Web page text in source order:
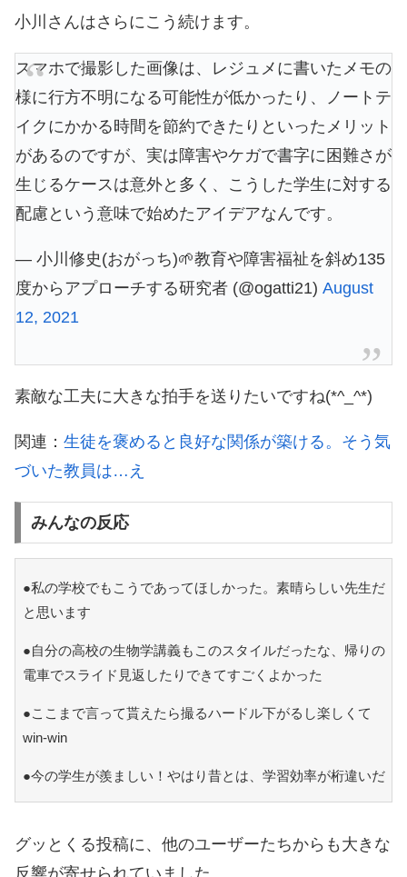
小川さんはさらにこう続けます。
スマホで撮影した画像は、レジュメに書いたメモの
様に行方不明になる可能性が低かったり、ノートテ
イクにかかる時間を節約できたりといったメリット
があるのですが、実は障害やケガで書字に困難さが
生じるケースは意外と多く、こうした学生に対する
配慮という意味で始めたアイデアなんです。
— 小川修史(おがっち)🌱教育や障害福祉を斜め135
度からアプローチする研究者 (@ogatti21) August
12, 2021
素敵な工夫に大きな拍手を送りたいですね(*^_^*)
関連： 生徒を褒めると良好な関係が築ける。そう気
づいた教員は…え
みんなの反応
●私の学校でもこうであってほしかった。素晴らしい先生だ
と思います
●自分の高校の生物学講義もこのスタイルだったな、帰りの
電車でスライド見返したりできてすごくよかった
●ここまで言って貰えたら撮るハードル下がるし楽しくて
win-win
●今の学生が羨ましい！やはり昔とは、学習効率が桁違いだ
グッとくる投稿に、他のユーザーたちからも大きな
反響が寄せられていました。